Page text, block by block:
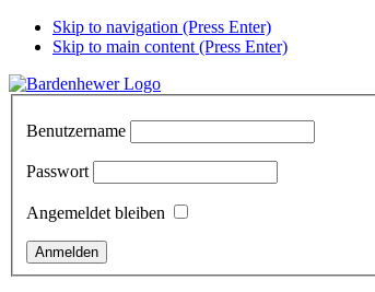
Skip to navigation (Press Enter)
Skip to main content (Press Enter)
Benutzername
Passwort
Angemeldet bleiben